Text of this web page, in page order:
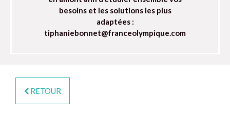
besoins et les solutions les plus
adaptées :
tiphaniebonnet@franceolympique.com
RETOUR